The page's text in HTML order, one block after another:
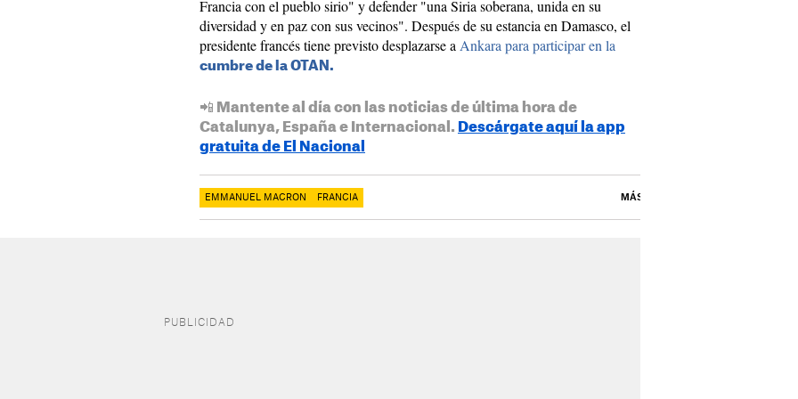
Francia con el pueblo sirio" y defender "una Siria soberana, unida en su
diversidad y en paz con sus vecinos". Después de su estancia en Damasco, el
presidente francés tiene previsto desplazarse a Ankara para participar en la
cumbre de la OTAN.
📲 Mantente al día con las noticias de última hora de
Catalunya, España e Internacional. Descárgate aquí la app
gratuita de El Nacional
EMMANUEL MACRON FRANCIA MÁS